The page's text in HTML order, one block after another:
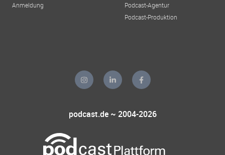
Anmeldung
Podcast-Agentur
Podcast-Produktion
podcast.de ~ 2004-2026